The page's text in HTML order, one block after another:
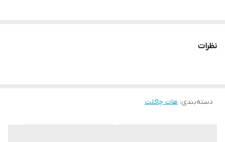
نظرات
دسته‌بندی: هات چاکلت